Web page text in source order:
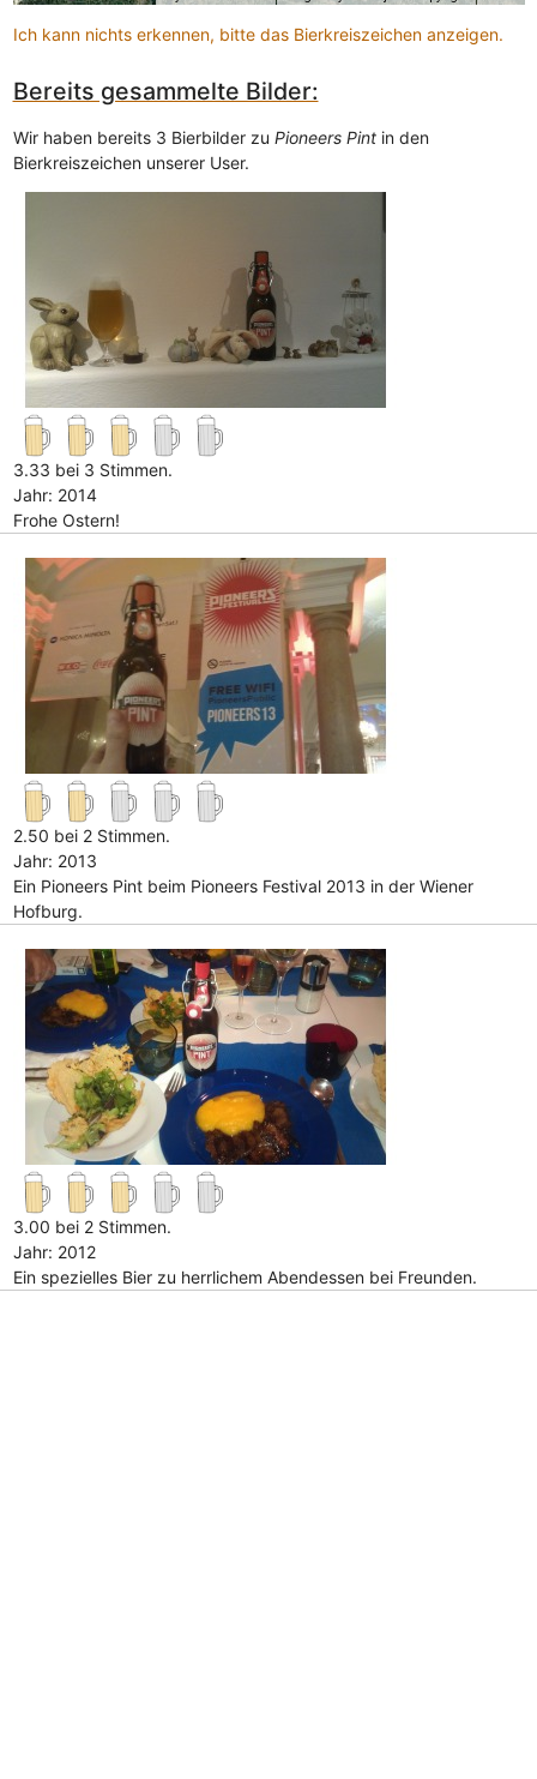
Ich kann nichts erkennen, bitte das Bierkreiszeichen anzeigen.
Bereits gesammelte Bilder:
Wir haben bereits 3 Bierbilder zu Pioneers Pintin den
Bierkreiszeichen unserer User.
3.33 bei 3 Stimmen.
Jahr: 2014
Frohe Ostern!
2.50 bei 2 Stimmen.
Jahr: 2013
Ein Pioneers Pint beim Pioneers Festival 2013 in der Wiener
Hofburg.
3.00 bei 2 Stimmen.
Jahr: 2012
Ein spezielles Bier zu herrlichem Abendessen bei Freunden.